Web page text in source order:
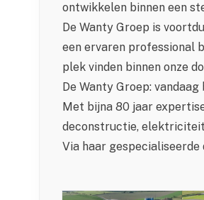
ontwikkelen binnen een
De Wanty Groep is
een ervaren professional
plek vinden binnen onze
De Wanty Groep:
Met bijna 80 jaar
deconstructie,
Via haar